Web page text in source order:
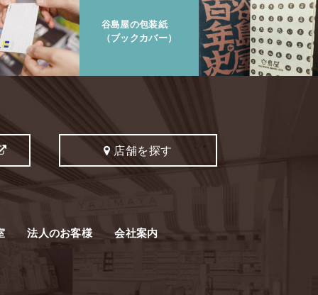
谷島屋の包装紙
（ブックカバー）
店舗を探す
法人のお客様 会社案内